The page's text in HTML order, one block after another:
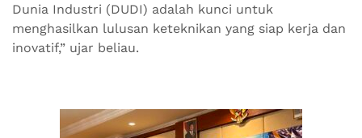
Dunia Industri (DUDI) adalah kunci untuk
menghasilkan lulusan keteknikan yang siap kerja dan
inovatif,” ujar beliau.